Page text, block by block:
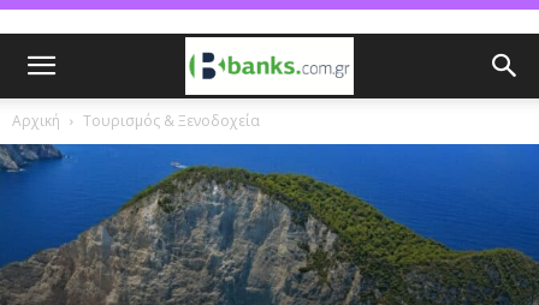
Αρχική Τουρισμός & Ξενοδοχεία